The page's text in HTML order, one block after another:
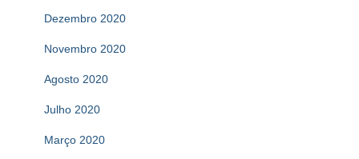
Dezembro 2020
Novembro 2020
Agosto 2020
Julho 2020
Março 2020